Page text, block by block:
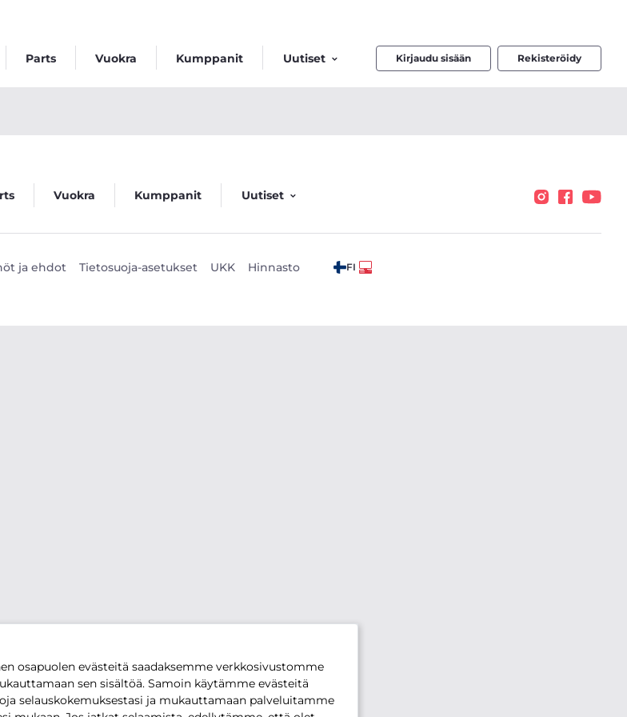
Parts Vuokra Kumppanit Uutiset Kirjaudu sisään Rekisteröidy
osapuolen evästeitä saadaksemme verkkosivustomme
sen sisältöä. Samoin käytämme evästeitä
selauskokemuksestasi ja mukauttamaan palveluitamme
Vuokra Kumppanit Uutiset
ja ehdot Tietosuoja-asetukset UKK Hinnasto FI